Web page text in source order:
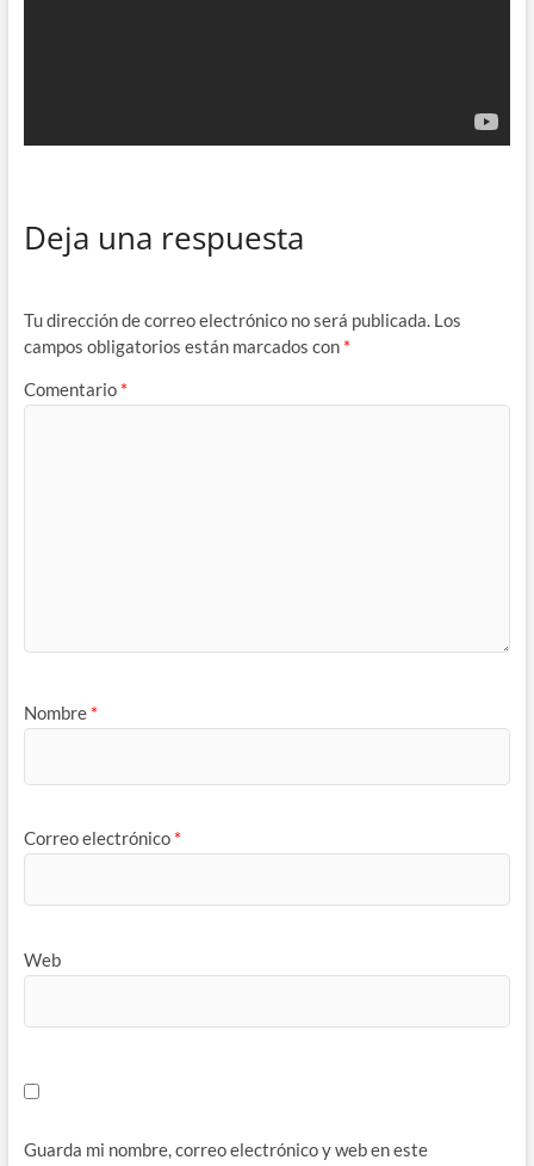
Deja una respuesta
Tu dirección de correo electrónico no será publicada. Los
campos obligatorios están marcados con *
Comentario *
Nombre *
Correo electrónico *
Web
Guarda mi nombre, correo electrónico y web en este